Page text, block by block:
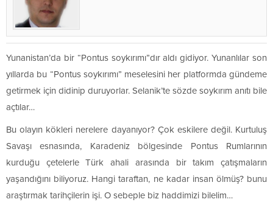
Yunanistan’da bir “Pontus soykırımı”dır aldı gidiyor. Yunanlılar son
yıllarda bu “Pontus soykırımı” meselesini her platformda gündeme
getirmek için didinip duruyorlar. Selanik’te sözde soykırım anıtı bile
açtılar…
Bu olayın kökleri nerelere dayanıyor? Çok eskilere değil. Kurtuluş
Savaşı esnasında, Karadeniz bölgesinde Pontus Rumlarının
kurduğu çetelerle Türk ahali arasında bir takım çatışmaların
yaşandığını biliyoruz. Hangi taraftan, ne kadar insan ölmüş? bunu
araştırmak tarihçilerin işi. O sebeple biz haddimizi bilelim…